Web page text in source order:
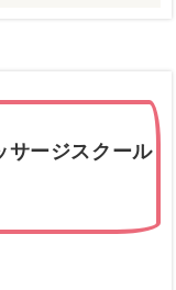
サージスクール